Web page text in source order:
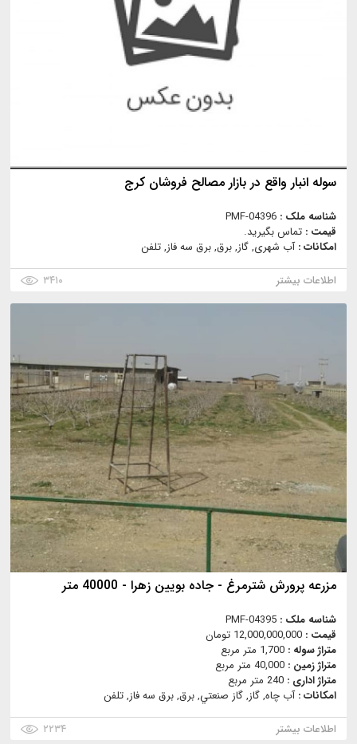
سوله انبار واقع در بازار مصالح فروشان کرج
شناسه ملک : PMF-04396
قیمت : تماس بگیرید.
امکانات :آب شهری, گاز, برق, برق سه فاز, تلفن
اطلاعات بیشتر
۳۴۱۰
مزرعه پرورش شترمرغ - جاده بویین زهرا - 40000 متر
شناسه ملک : PMF-04395
قیمت : 12,000,000,000 تومان
متراژ سوله : 1,700 متر مربع
متراژ زمین : 40,000 متر مربع
متراژ اداری : 240 متر مربع
امکانات :آب چاه, گاز, گاز صنعتي, برق, برق سه فاز, تلفن
اطلاعات بیشتر
۲۲۳۴